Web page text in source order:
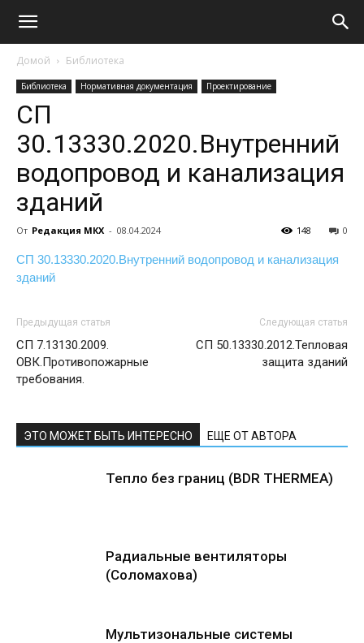
Домой Библиотека
Библиотека Нормативная документация Проектирование
СП
30.13330.2020.Внутренний
водопровод и канализация
зданий
От Редакция МКХ - 08.04.2024 0
148
СП 30.13330.2020.Внутренний водопровод и канализация
зданий
Предыдущая статья
СП 7.13130.2009.
ОВК.Противопожарные
требования.
Следующая статья
СП 50.13330.2012.Тепловая
защита зданий
ЭТО МОЖЕТ БЫТЬ ИНТЕРЕСНО ЕЩЕ ОТ АВТОРА
Тепло без границ (BDR THERMEA)
Радиальные вентиляторы
(Соломахова)
Мультизональные системы